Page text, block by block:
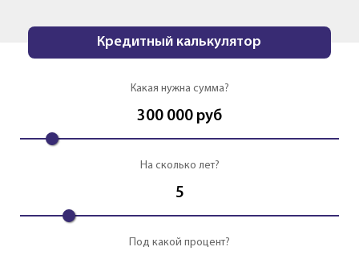
Кредитный калькулятор
Какая нужна сумма?
300 000 руб
На сколько лет?
5
Под какой процент?